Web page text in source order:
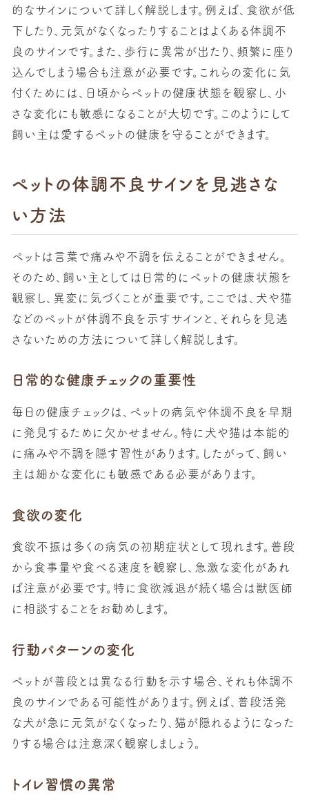
的なサインについて詳しく解説します。例えば、食欲が低
下したり、元気がなくなったりすることはよくある体調不
良のサインです。また、歩行に異常が出たり、頻繁に座り
込んでしまう場合も注意が必要です。これらの変化に気
付くためには、日頃からペットの健康状態を観察し、小
さな変化にも敏感になることが大切です。このようにして
飼い主は愛するペットの健康を守ることができます。
ペットの体調不良サインを見逃さな
い方法
ペットは言葉で痛みや不調を伝えることができません。
そのため、飼い主としては日常的にペットの健康状態を
観察し、異変に気づくことが重要です。ここでは、犬や猫
などのペットが体調不良を示すサインと、それらを見逃
さないための方法について詳しく解説します。
日常的な健康チェックの重要性
毎日の健康チェック は、ペットの病気や体調不良を早期
に発見するために欠かせません。特に犬や猫は本能的
に痛みや不調を隠す習性があります。したがって、飼い
主は細かな変化にも敏感である必要があります。
食欲の変化
食欲不振は多くの病気の初期症状として現れます。普段
から食事量や食べる速度を観察し、急激な変化があれ
ば注意が必要です。特に 食欲減退 が続く場合は獣医師
に相談することをお勧めします。
行動パターンの変化
ペットが普段とは異なる行動を示す場合、それも体調不
良のサインである可能性があります。例えば、普段活発
な犬が急に元気がなくなったり、猫が隠れるようになった
りする場合は注意深く観察しましょう。
トイレ習慣の異常